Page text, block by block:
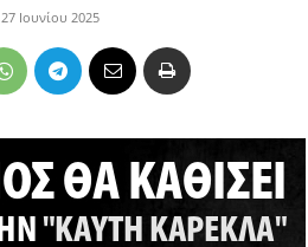
27 Ιουνίου 2025